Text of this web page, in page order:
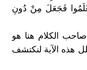
فَجَعَلَ مِنْ دُونِ
صاحب الكلام هنا هو
هذه الآية لنكتشف